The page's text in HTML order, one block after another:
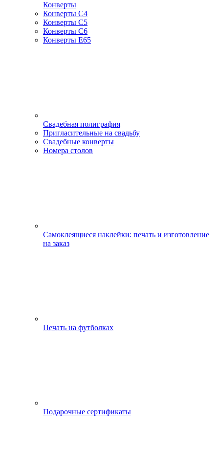
Конверты
Конверты С4
Конверты С5
Конверты С6
Конверты Е65
Свадебная полиграфия
Пригласительные на свадьбу
Свадебные конверты
Номера столов
Самоклеящиеся наклейки: печать и изготовление
на заказ
Печать на футболках
Подарочные сертификаты